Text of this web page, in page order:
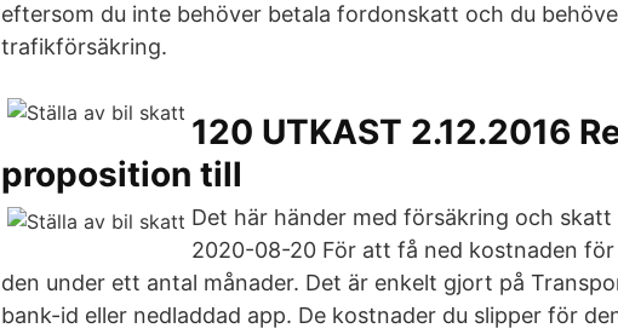
eftersom du inte behöver betala fordonskatt och du
trafikförsäkring.
120 UTKAST 2.12.2016
proposition till
Det här händer med försäkring och
2020-08-20 För att få ned kostnaden
den under ett antal månader. Det är enkelt gjort på
bank-id eller nedladdad app. De kostnader du slipper för